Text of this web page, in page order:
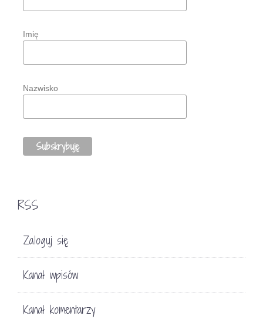
Imię
Nazwisko
RSS
Zaloguj się
Kanał wpisów
Kanał komentarzy